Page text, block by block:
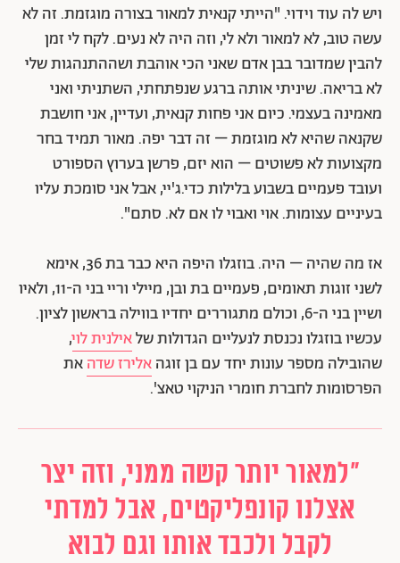
ויש לה עוד וידוי. "הייתי קנאית למאור בצורה מוגזמת. זה לא
עשה טוב, לא למאור ולא לי, וזה היה לא נעים. לקח לי זמן
להבין שמדובר בבן אדם שאני הכי אוהבת ושההתנהגות שלי
לא בריאה. שיניתי אותה ברגע שנפתחתי, השתניתי ואני
מאמינה בעצמי. כיום אני פחות קנאית, ועדיין, אני חושבת
שקנאה שהיא לא מוגזמת – זה דבר יפה. מאור תמיד בחר
מקצועות לא פשוטים – הוא יזם, פרשן בערוץ הספורט
ועובד פעמיים בשבוע בלילות כדי.ג'יי, אבל אני סומכת עליו
בעיניים עצומות. אוי ואבוי לו אם לא. סתם".
אז מה שהיה – היה. בוזגלו היפה היא כבר בת 36, אימא
לשני זוגות תאומים, פעמיים בת ובן, מיילי וריי בני ה-11, ולאיו
ושיין בני ה-6, וכולם מתגוררים יחדיו בווילה בראשון לציון.
עכשיו בוזגלו נכנסת לנעליים הגדולות שלאילנית לוי,
שהובילה מספר עונות יחד עם בן זוגהאלירז שדהאת
הפרסומות לחברת חומרי הניקוי טאצ'.
"למאור יותר קשה ממני, וזה יצר
אצלנו קונפליקטים, אבל למדתי
לקבל ולכבד אותו וגם לבוא